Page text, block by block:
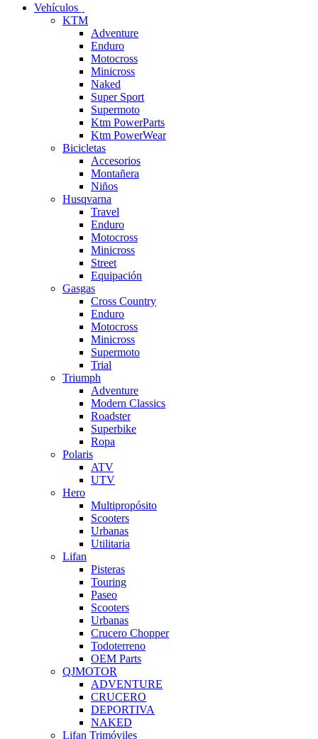
Vehículos
KTM
Adventure
Enduro
Motocross
Minicross
Naked
Super Sport
Supermoto
Ktm PowerParts
Ktm PowerWear
Bicicletas
Accesorios
Montañera
Niños
Husqvarna
Travel
Enduro
Motocross
Minicross
Street
Equipación
Gasgas
Cross Country
Enduro
Motocross
Minicross
Supermoto
Trial
Triumph
Adventure
Modern Classics
Roadster
Superbike
Ropa
Polaris
ATV
UTV
Hero
Multipropósito
Scooters
Urbanas
Utilitaria
Lifan
Pisteras
Touring
Paseo
Scooters
Urbanas
Crucero Chopper
Todoterreno
OEM Parts
QJMOTOR
ADVENTURE
CRUCERO
DEPORTIVA
NAKED
Lifan Trimóviles